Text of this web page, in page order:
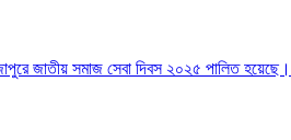
জাতীয় সমাজ সেবা দিবস ২০২৫ পালিত হয়েছে।